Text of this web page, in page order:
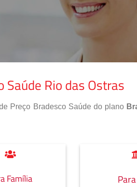
Saúde Rio das Ostras
Preço Bradesco Saúde do plano
Família